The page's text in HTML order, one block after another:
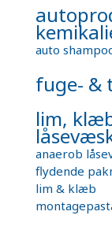
auto
fuge- &
lim,
anaerob
flydende
lim & klæb